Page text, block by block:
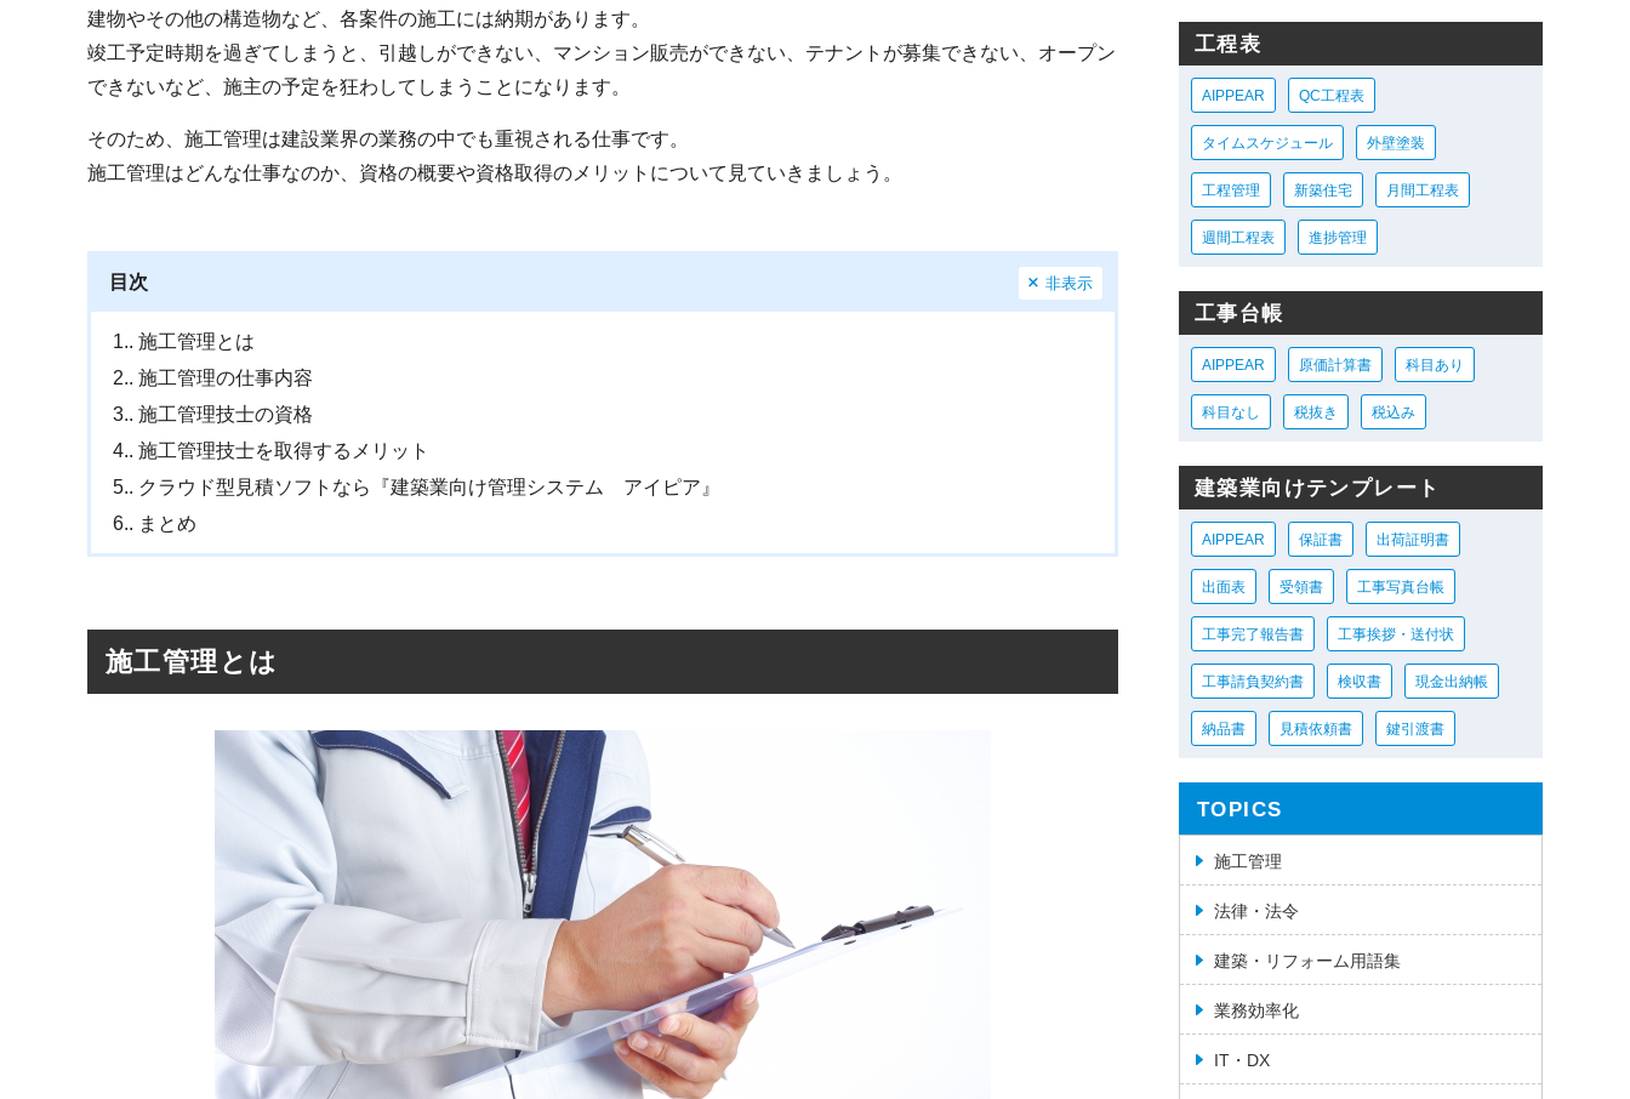
建物やその他の構造物など、各案件の施工には納期があります。
竣工予定時期を過ぎてしまうと、引越しができない、マンション販売ができない、テナントが募集できない、オープン
できないなど、施主の予定を狂わしてしまうことになります。
そのため、施工管理は建設業界の業務の中でも重視される仕事です。
施工管理はどんな仕事なのか、資格の概要や資格取得のメリットについて見ていきましょう。
目次 非表示
1. 施工管理とは
2. 施工管理の仕事内容
3. 施工管理技士の資格
4. 施工管理技士を取得するメリット
5.
クラウド型見積ソフトなら『建築業向け管理システム アイピア』
6.
まとめ
施工管理とは
工程表
AIPPEAR QC工程表
タイムスケジュール 外壁塗装
工程管理 新築住宅 月間工程表
週間工程表 進捗管理
工事台帳
AIPPEAR 原価計算書 科目あり
科目なし 税抜き 税込み
建築業向けテンプレート
AIPPEAR 保証書 出荷証明書
出面表 受領書 工事写真台帳
工事完了報告書 工事挨拶・送付状
工事請負契約書 検収書 現金出納帳
納品書 見積依頼書 鍵引渡書
TOPICS
施工管理
法律・法令
建築・リフォーム用語集
業務効率化
IT・DX